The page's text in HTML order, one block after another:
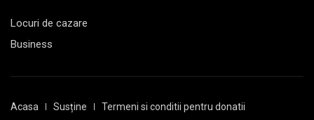
Locuri de cazare
Business
Acasa Susține Termeni si conditii pentru donatii